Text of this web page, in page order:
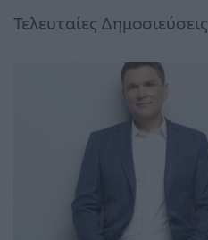
Τελευταίες Δημοσιεύσεις